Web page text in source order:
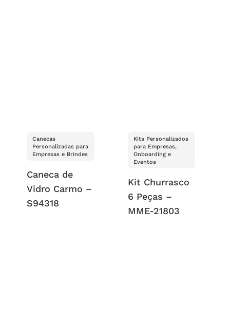
Canecas
Personalizadas para
Empresas e Brindes
Caneca de
Vidro Carmo –
S94318
Kits Personalizados
para Empresas,
Onboarding e
Eventos
Kit Churrasco
6 Peças –
MME-21803